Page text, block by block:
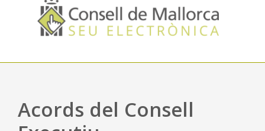
Consell de Mallorca
Accés i seguretat
Utilitats
Acords del Consell